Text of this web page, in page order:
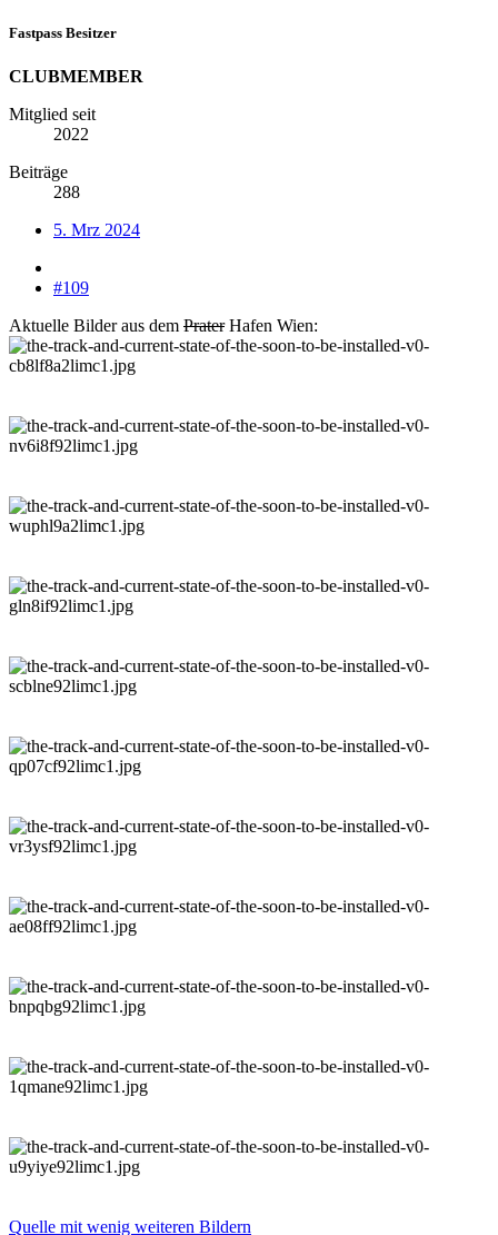
Fastpass Besitzer
CLUBMEMBER
Mitglied seit
2022
Beiträge
288
5. Mrz 2024
#109
Aktuelle Bilder aus dem PraterHafen Wien:
Quelle mit wenig weiteren Bildern